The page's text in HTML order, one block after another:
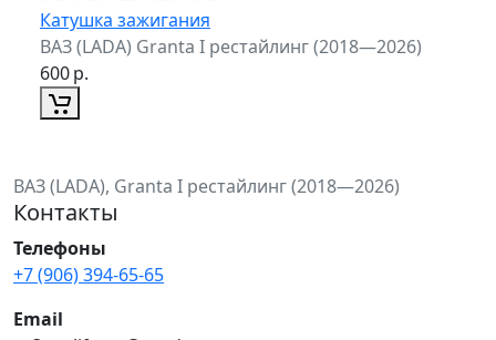
Катушка зажигания
ВАЗ (LADA) Granta I рестайлинг (2018—2026)
600р.
ВАЗ (LADA), Granta I рестайлинг (2018—2026)
Контакты
Телефоны
+7 (906) 394-65-65
Email